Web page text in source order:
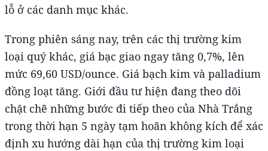
lỗ ở các danh mục khác.
Trong phiên sáng nay, trên các thị trường kim
loại quý khác, giá bạc giao ngay tăng 0,7%, lên
mức 69,60 USD/ounce. Giá bạch kim và palladium
đồng loạt tăng. Giới đầu tư hiện đang theo dõi
chặt chẽ những bước đi tiếp theo của Nhà Trắng
trong thời hạn 5 ngày tạm hoãn không kích để xác
định xu hướng dài hạn của thị trường kim loại